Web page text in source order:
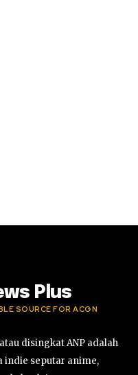
Plus
SOURCE FOR ACGN
disingkat ANP adalah
indie seputar anime,